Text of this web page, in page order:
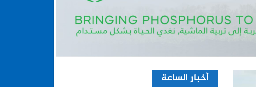
أخبار الساعة